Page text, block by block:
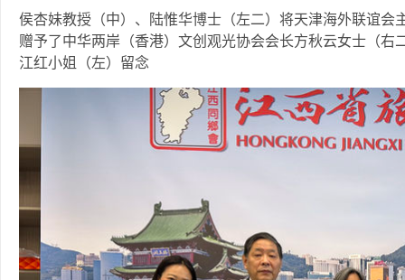
侯杏妹教授（中）、陆惟华博士（左二）将天津海外联谊会
赠予了中华两岸（香港）文创观光协会会长方秋云女士（右
江红小姐（左）留念